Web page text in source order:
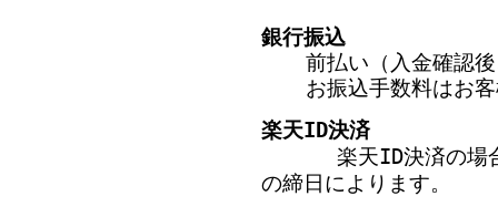
銀行振込
前払い（入金確認
お振込手数料はお
楽天ID決済
楽天ID決済の場合
の締日によります。